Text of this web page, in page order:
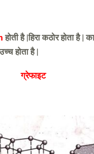
होती है |हिरा कठोर होता है
होता है |
ग्रेफाइट